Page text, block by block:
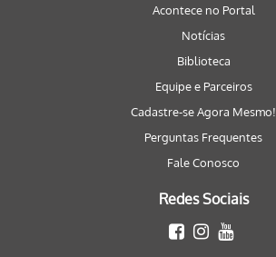
Acontece no Portal
Notícias
Biblioteca
Equipe e Parceiros
Cadastre-se Agora Mesmo!
Perguntas Frequentes
Fale Conosco
Redes Sociais